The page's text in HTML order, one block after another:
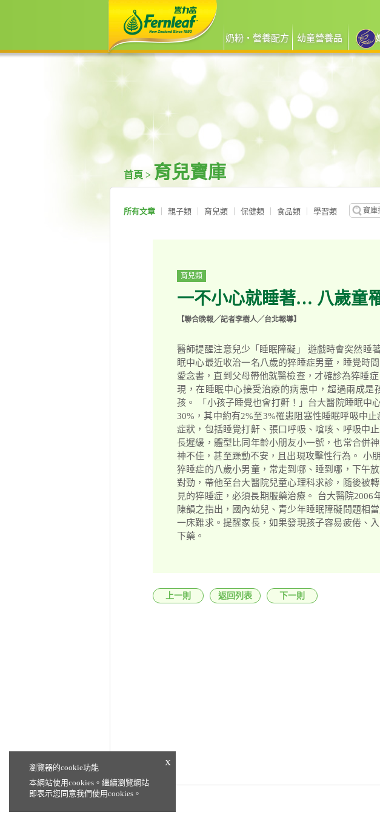
奶粉‧營養配方 幼童營養品
首頁 > 育兒寶庫
所有文章 親子類 育兒類 保健類 食品類 學習類
育兒類
一不小心就睡著… 八歲童
【聯合晚報╱記者李樹人╱台北報導】
醫師提醒注意兒少「睡眠障礙」 遊戲時會突然睡
眠中心最近收治一名八歲的猝睡症男童，睡覺時
愛念書，直到父母帶他就醫檢查，才確診為猝睡
現，在睡眠中心接受治療的病患中，超過兩成
孩。 「小孩子睡覺也會打鼾！」台大醫院睡眠中
30%，其中約有2%至3%罹患阻塞性睡眠呼吸中
症狀，包括睡覺打鼾、張口呼吸、嗆咳、呼吸中
長遲緩，體型比同年齡小朋友小一號，也常合併
神不佳，甚至躁動不安，且出現攻擊性行為。 小
猝睡症的八歲小男童，常走到哪、睡到哪，下午
對勁，帶他至台大醫院兒童心理科求診，隨後被
見的猝睡症，必須長期服藥治療。 台大醫院2006
陳韻之指出，國內幼兒、青少年睡眠障礙問題相
一床難求。提醒家長，如果發現孩子容易疲倦、
下藥。
上一則 返回列表 下一則
x
瀏覽器的cookie功能
本網站使用cookies。繼續瀏覽網站
即表示您同意我們使用cookies。